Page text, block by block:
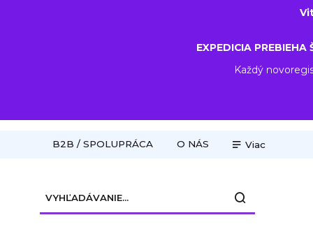
EXPEDICIA
Každý
B2B / SPOLUPRÁCA O NÁS Viac